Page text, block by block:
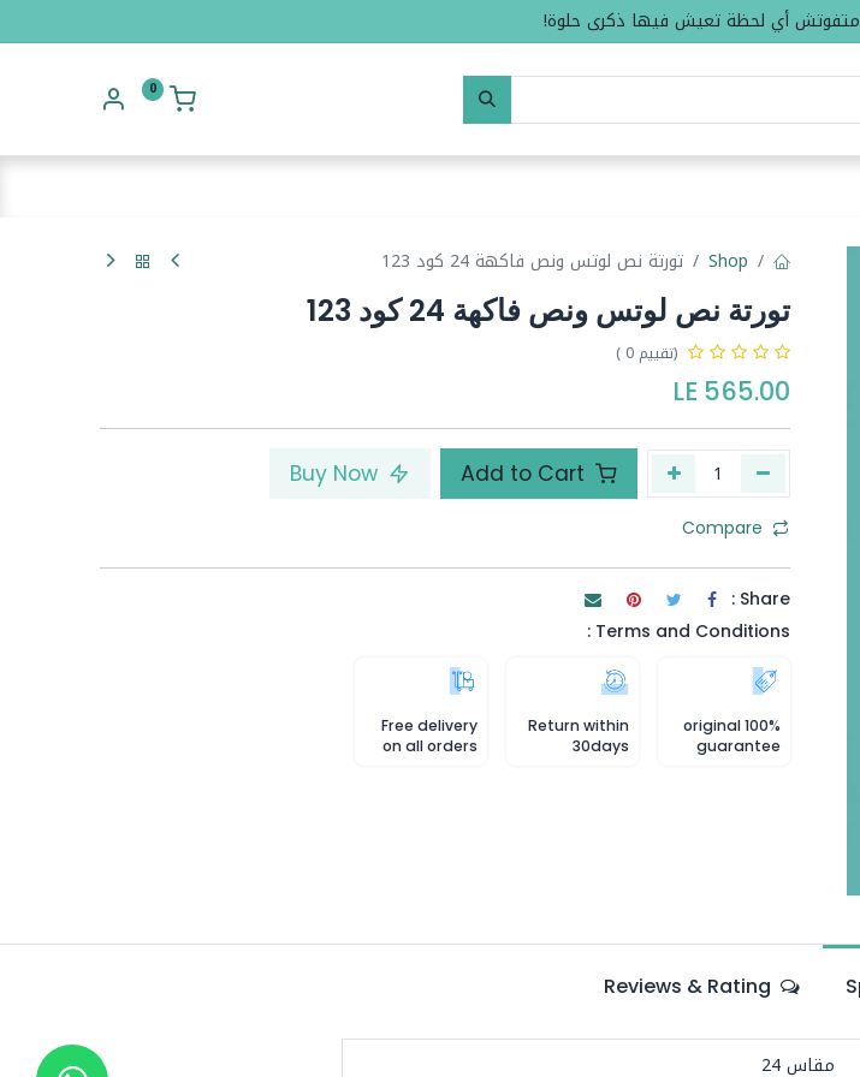
متفوتش أي لحظة تعيش فيها ذكرى حلوة!
0
Shop تورتة نص لوتس ونص فاكهة 24 كود 123
تورتة نص لوتس ونص فاكهة 24 كود 123
(تقييم 0 )
565.00
Buy Now
Compare
Share :
Terms and Conditions :
100% original
guarantee
Return within
30days
Free delivery
on all orders
مقاس 24